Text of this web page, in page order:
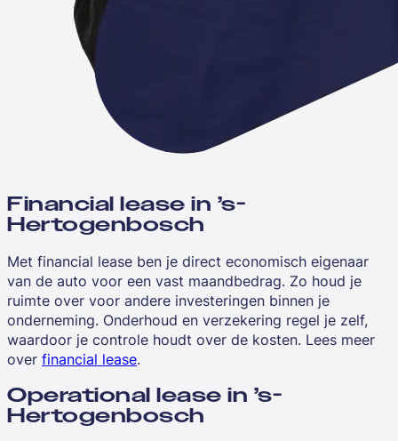
Financial lease in ’s-
Hertogenbosch
Met financial lease ben je direct economisch eigenaar
van de auto voor een vast maandbedrag. Zo houd je
ruimte over voor andere investeringen binnen je
onderneming. Onderhoud en verzekering regel je zelf,
waardoor je controle houdt over de kosten. Lees meer
over financial lease.
Operational lease in ’s-
Hertogenbosch